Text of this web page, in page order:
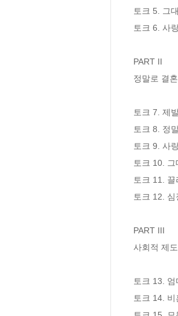
토크 5. 그
토크 6. 사
PART II
정말로 결
토크 7. 제
토크 8. 정
토크 9. 사
토크 10.
토크 11.
토크 12.
PART III
사회적 제
토크 13.
토크 14.